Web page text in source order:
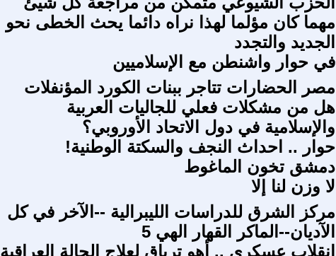
مهما كان مؤلما لهذا نراه دائما يحث الخطى نحو
الجديد والتجدد
في حوار واشنطن مع الإسلاميين
مصر الحضارات تتاجر ببنات الکورد المؤنفلات
هل من مشكلات فعلي للجاليات العربية
والإسلامية في دول الاتحاد الأوروبي؟
حوار .. احداث النجف والسكتة الوطنية!
دمشق تخون الماغوط
لا وزن لنا إلا
مركز الشرق للدراسات الليبرالية --الآخر في كل
الآديان--الماكر القهار الهي 5
انقلاب عسكري .. أهو ترياق لعلاج الحالة العراقية